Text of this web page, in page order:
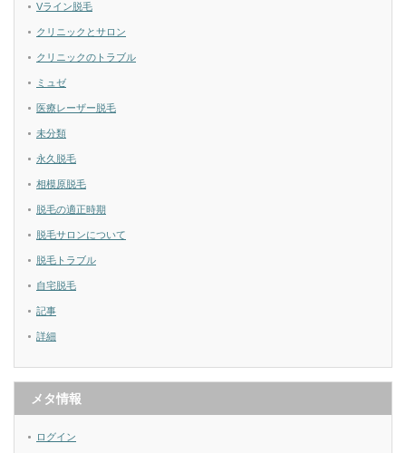
Vライン脱毛
クリニックとサロン
クリニックのトラブル
ミュゼ
医療レーザー脱毛
未分類
永久脱毛
相模原脱毛
脱毛の適正時期
脱毛サロンについて
脱毛トラブル
自宅脱毛
記事
詳細
メタ情報
ログイン